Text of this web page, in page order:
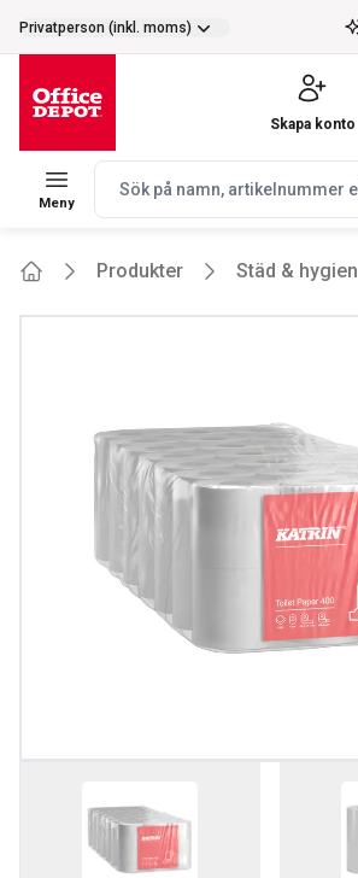
selector.vat
Privatperson (inkl. moms)
Meny
navbar.quicksearch.label
Skapa konto
Produkter Städ & hygien